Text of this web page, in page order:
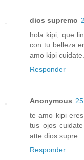
dios supremo
hola kipi, que
con tu belleza
amo kipi
Responder
Anonymous
te amo kipi
tus ojos
atte dios
Responder